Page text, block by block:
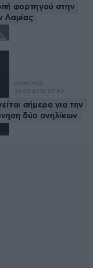
φορτηγού στην
Λαμίας
ΚΟΙΝΩΝΙΑ
06·09·2010 09:40
σήμερα για την
δύο ανηλίκων